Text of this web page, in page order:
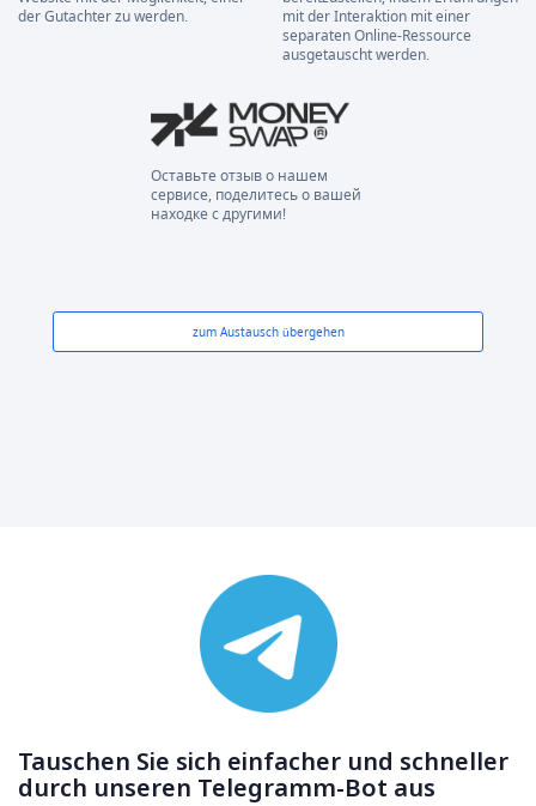
der Gutachter zu werden.
mit der Interaktion mit einer
separaten Online-Ressource
ausgetauscht werden.
Оставьте отзыв о нашем
сервисе, поделитесь о вашей
находке с другими!
zum Austausch übergehen
Tauschen Sie sich einfacher und schneller
durch unseren Telegramm-Bot aus